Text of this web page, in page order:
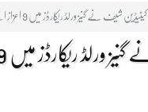
کینیڈین شیف نے گنیز ورلڈ ریکارڈز میں 9 اعزاز اپنے نام کرلیے